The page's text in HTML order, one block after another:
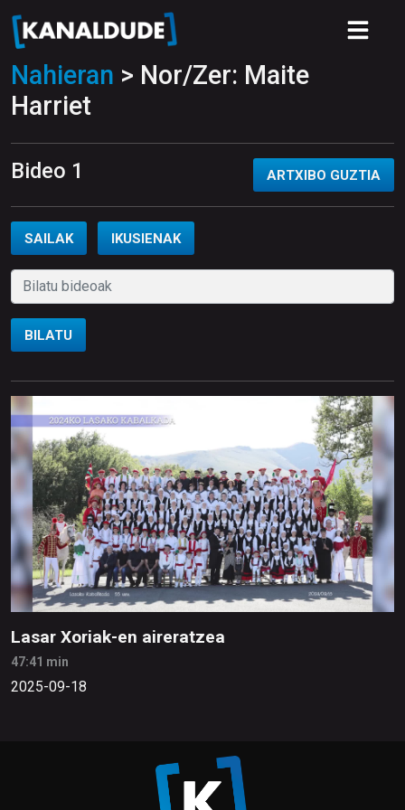
Nahieran > Nor/Zer: Maite
Harriet
Bideo 1 ARTXIBO GUZTIA
SAILAK IKUSIENAK
BILATU
Lasar Xoriak-en aireratzea
47:41 min
2025-09-18